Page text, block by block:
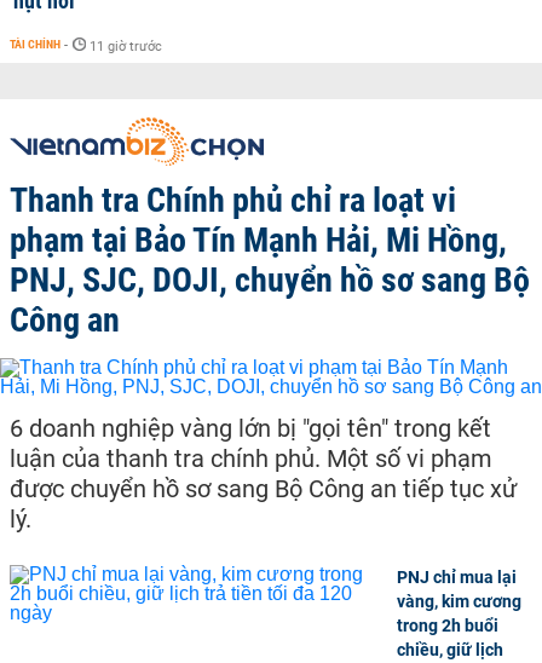
TÀI CHÍNH - 11 giờ trước
Thanh tra Chính phủ chỉ ra loạt vi
phạm tại Bảo Tín Mạnh Hải, Mi Hồng,
PNJ, SJC, DOJI, chuyển hồ sơ sang Bộ
Công an
6 doanh nghiệp vàng lớn bị "gọi tên" trong kết
luận của thanh tra chính phủ. Một số vi phạm
được chuyển hồ sơ sang Bộ Công an tiếp tục xử
lý.
PNJ chỉ mua lại
vàng, kim cương
trong 2h buổi
chiều, giữ lịch